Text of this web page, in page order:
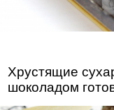
Хрустящие
шоколадом